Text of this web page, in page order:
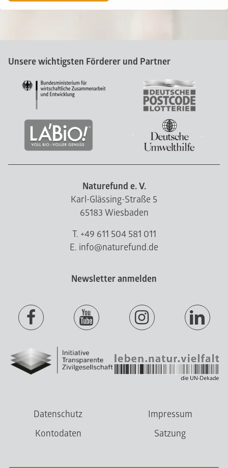
Unsere wichtigsten Förderer und Partner
Naturefund e. V.
Karl-Glässing-Straße 5
65183 Wiesbaden
T. +49 611 504 581 011
E. info@naturefund.de
Newsletter anmelden
Datenschutz
Impressum
Kontodaten
Satzung